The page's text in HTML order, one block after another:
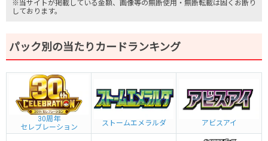
※当サイトが掲載している金額、画像等の無断使用・無断転載は固くお断り
しております。
パック別の当たりカードランキング
30周年
セレブレーション
ストームエメラルダ アビスアイ